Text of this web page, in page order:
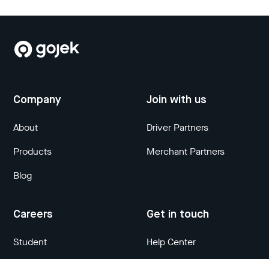
Company
About
Products
Blog
Join with us
Driver Partners
Merchant Partners
Careers
Student
Get in touch
Help Center